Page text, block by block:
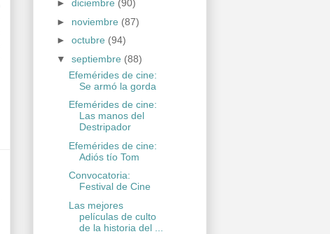
► diciembre (90)
► noviembre (87)
► octubre (94)
▼ septiembre (88)
Efemérides de cine:
Se armó la gorda
Efemérides de cine:
Las manos del
Destripador
Efemérides de cine:
Adiós tío Tom
Convocatoria:
Festival de Cine
Las mejores
películas de culto
de la historia del ...